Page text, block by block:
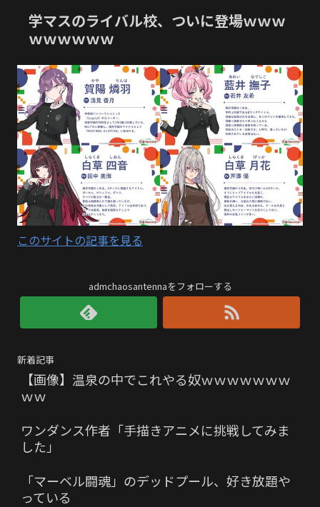
学マスのライバル校、ついに登場ｗｗｗ
ｗｗｗｗｗｗ
このサイトの記事を見る
admchaosantennaをフォローする
新着記事
【画像】温泉の中でこれやる奴ｗｗｗｗｗｗｗ
ｗｗ
ワンダンス作者「手描きアニメに挑戦してみま
した」
「マーベル闘魂」のデッドプール、好き放題や
っている